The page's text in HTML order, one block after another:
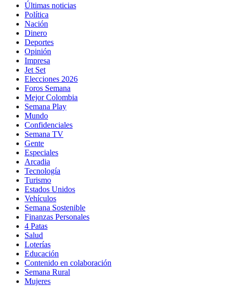
Últimas noticias
Política
Nación
Dinero
Deportes
Opinión
Impresa
Jet Set
Elecciones 2026
Foros Semana
Mejor Colombia
Semana Play
Mundo
Confidenciales
Semana TV
Gente
Especiales
Arcadia
Tecnología
Turismo
Estados Unidos
Vehículos
Semana Sostenible
Finanzas Personales
4 Patas
Salud
Loterías
Educación
Contenido en colaboración
Semana Rural
Mujeres